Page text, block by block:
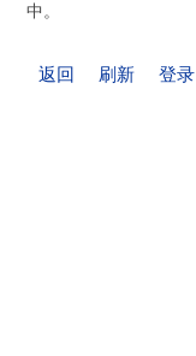
中。
返回 刷新 登录